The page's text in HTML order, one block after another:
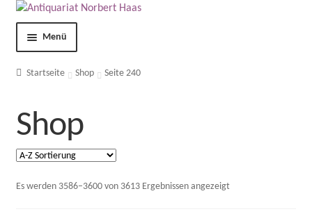
Menü
Shop
AGB
Startseite Shop Seite 240
Shop
Es werden 3586–3600 von 3613 Ergebnissen angezeigt